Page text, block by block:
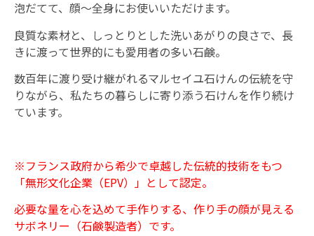
泡だてて、顔〜全身にお使いいただけます。
良質な素材と、しっとりとした洗いあがりの良さで、長
きに渡って世界的にも愛用者の多い石鹸。
数百年に渡り受け継がれるマルセイユ石けんの伝統を守
りながら、私たちの暮らしに寄り添う石けんを作り続け
ています。
※フランス政府から希少で卓越した伝統的技術をもつ
「無形文化企業（EPV）」として認定。
必要な量を心を込めて手作りする、作り手の顔が見える
サボネリー（石鹸製造者）です。